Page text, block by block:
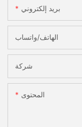
بريد إلكتروني
الهاتف/واتساب
شركة
المحتوى